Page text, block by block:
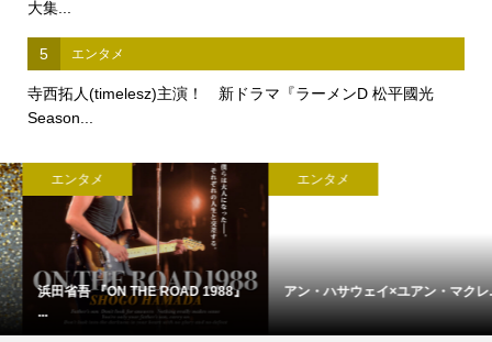
大集...
5 エンタメ
寺西拓人(timelesz)主演！ 新ドラマ『ラーメンD 松平國光
Season...
エンタメ
浜田省吾 『ON THE ROAD 1988』
...
エンタメ
アン・ハサウェイ×ユアン・マクレ...